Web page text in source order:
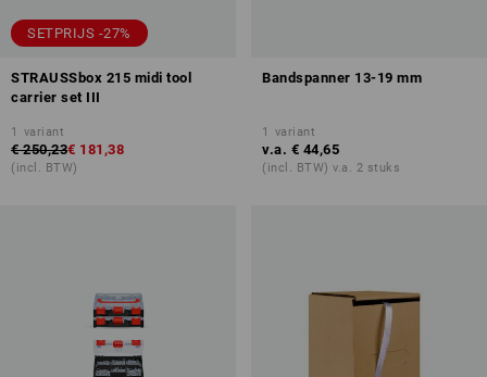
SETPRIJS -27%
STRAUSSbox 215 midi tool
carrier set III
1 variant
€ 250,23€ 181,38
(incl. BTW)
Bandspanner 13-19 mm
1 variant
v.a. € 44,65
(incl. BTW) v.a. 2 stuks